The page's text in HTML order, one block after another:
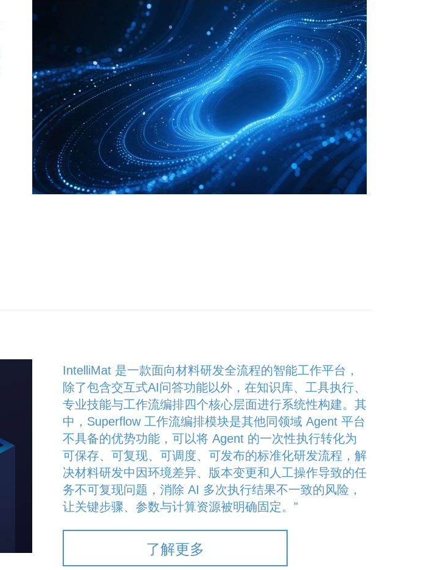
IntelliMat 是一款面向材料研发全流程的智能工作平台，
除了包含交互式AI问答功能以外，在知识库、工具执行、
专业技能与工作流编排四个核心层面进行系统性构建。其
中，Superflow 工作流编排模块是其他同领域 Agent 平台
不具备的优势功能，可以将 Agent 的一次性执行转化为
可保存、可复现、可调度、可发布的标准化研发流程，解
决材料研发中因环境差异、版本变更和人工操作导致的任
务不可复现问题，消除 AI 多次执行结果不一致的风险，
让关键步骤、参数与计算资源被明确固定。"
了解更多